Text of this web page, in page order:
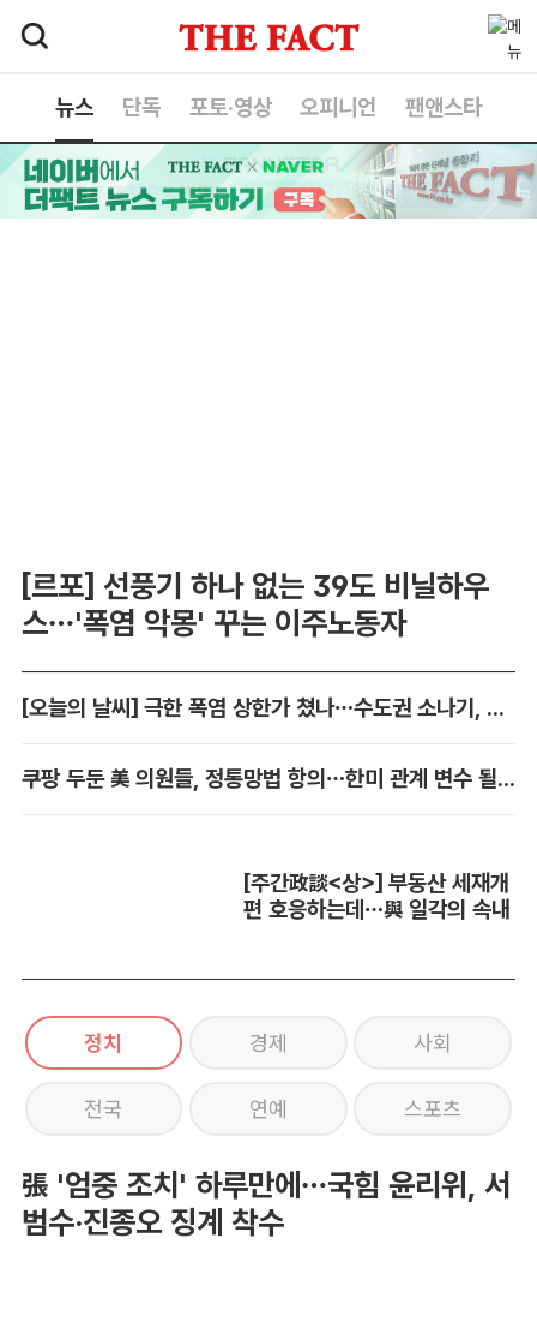
뉴스 단독 포토·영상 오피니언 팬앤스타
[르포] 선풍기 하나 없는 39도 비닐하우
스…'폭염 악몽' 꾸는 이주노동자
[오늘의 날씨] 극한 폭염 상한가 쳤나…수도권 소나기, 동해안에 폭우
쿠팡 두둔 美 의원들, 정통망법 항의…한미 관계 변수 될까
[주간政談<상>] 부동산 세재개
편 호응하는데…與 일각의 속내
정치 경제 사회
전국 연예 스포츠
張 '엄중 조치' 하루만에…국힘 윤리위, 서
범수·진종오 징계 착수